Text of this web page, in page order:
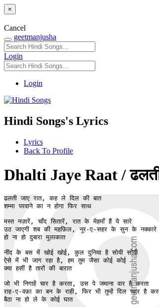
×
Cancel
geetmanjusha
Login
Login
Hindi Songs's Lyrics
Lyrics
Back To Profile
Dhalti Jaye Raat /
ढलती जाए रात, कह ले दिल की बात
शम्मा परवाने का न होगा फिर साथ
मस्त नज़ारें, चाँद सितारें, रात के मेहमाँ हैं ये सारे
उठ जाएगी शब की महफ़िल, नूर-ए-सहर के सुन के नक्कारे
हो ना हो दुबारा मुलाकात
नींद के बस में खोई खोई, कुल दुनिया है सोयी सोयी
ऐसे में भी जाग रहा है, हम तुम जैसा कोई कोई
क्या हसीं है तारों की बारात
जो भी निगाहें चार है करता, उस पे जमाना वार है करता
राह-ए-वफ़ा का बन के राही, फिर भी तुम्हें दिल प्यार है
बैठा ना हो ले के कोई घात